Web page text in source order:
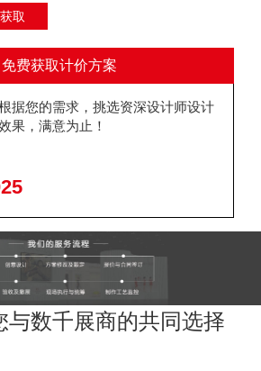
取
免费获取计价方案
据您的需求，挑选资深设计师设计
果，满意为止！
与数千展商的共同选择